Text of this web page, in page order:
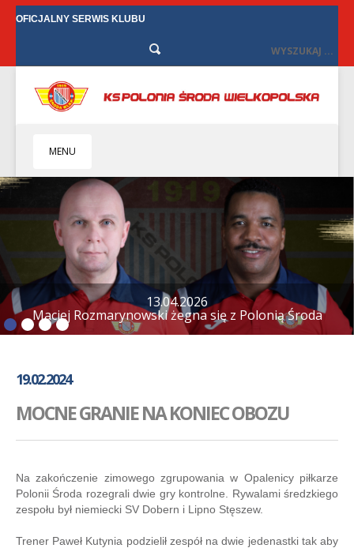
OFICJALNY SERWIS KLUBU
MENU
HOME
KLUB
BIZNES
SENIORZY
SENIORKI
BILETY
KONTAKT
SKLEP
12.04.2026
Tylko remis w Starych Oborzyskach
19.02.2024
MOCNE GRANIE NA KONIEC OBOZU
Na zakończenie zimowego zgrupowania w Opalenicy piłkarze
Polonii Środa rozegrali dwie gry kontrolne. Rywalami średzkiego
zespołu był niemiecki SV Dobern i Lipno Stęszew.
Trener Paweł Kutynia podzielił zespół na dwie jedenastki tak aby